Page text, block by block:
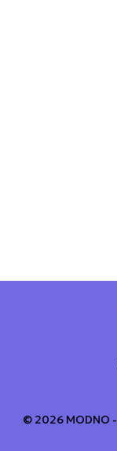
© 2026 MODNO -